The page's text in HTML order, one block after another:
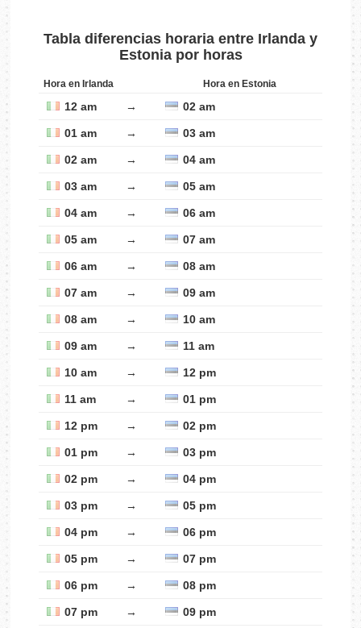
Tabla diferencias horaria entre Irlanda y
Estonia por horas
Hora en Irlanda Hora en Estonia
12 am → 02 am
01 am → 03 am
02 am → 04 am
03 am → 05 am
04 am → 06 am
05 am → 07 am
06 am → 08 am
07 am → 09 am
08 am → 10 am
09 am → 11 am
10 am → 12 pm
11 am → 01 pm
12 pm → 02 pm
01 pm → 03 pm
02 pm → 04 pm
03 pm → 05 pm
04 pm → 06 pm
05 pm → 07 pm
06 pm → 08 pm
07 pm → 09 pm